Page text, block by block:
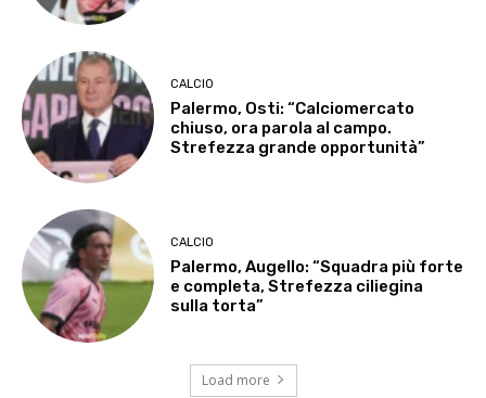
CALCIO
Palermo, Osti: “Calciomercato
chiuso, ora parola al campo.
Strefezza grande opportunità”
CALCIO
Palermo, Augello: “Squadra più forte
e completa, Strefezza ciliegina
sulla torta”
Load more